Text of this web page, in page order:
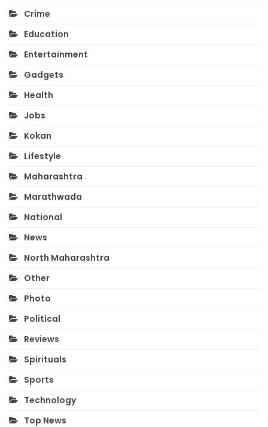
Crime
Education
Entertainment
Gadgets
Health
Jobs
Kokan
Lifestyle
Maharashtra
Marathwada
National
News
North Maharashtra
Other
Photo
Political
Reviews
Spirituals
Sports
Technology
Top News